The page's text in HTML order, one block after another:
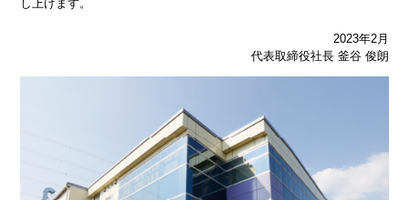
し上げます。
2023年2月
代表取締役社⾧ 釜谷 俊朗